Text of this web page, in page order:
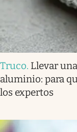
Truco. Llevar
aluminio: para
los expertos